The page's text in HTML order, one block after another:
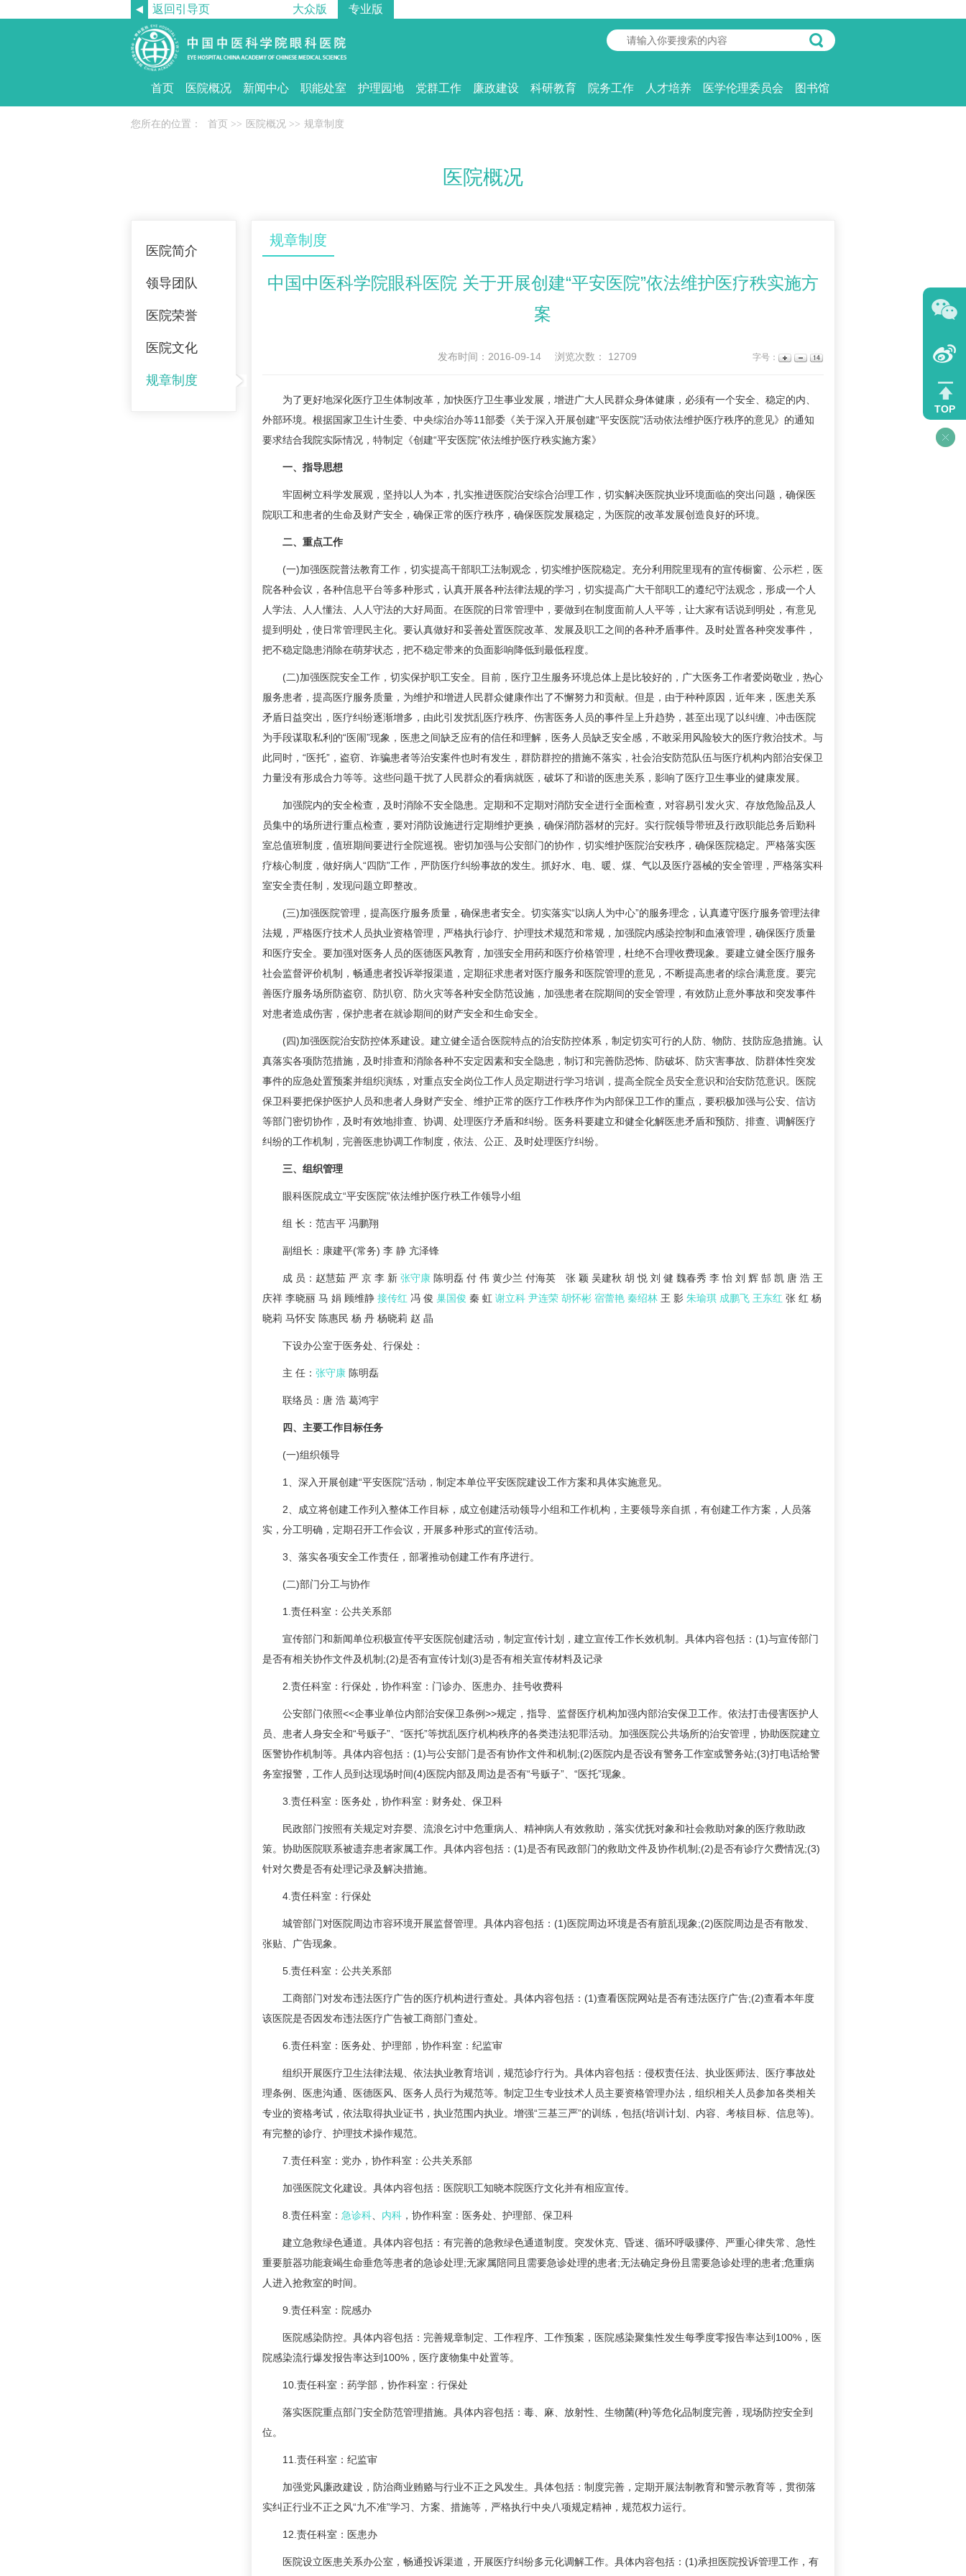
返回引导页 大众版 专业版
首页 医院概况 新闻中心 职能处室 护理园地 党群工作 廉政建设 科研教育 院务工作 人才培养 医学伦理委员会 图书馆
您所在的位置： 首页 >> 医院概况 >> 规章制度
医院概况
医院简介
领导团队
医院荣誉
医院文化
规章制度
规章制度
中国中医科学院眼科医院 关于开展创建“平安医院”依法维护医疗秩实施方
案
发布时间：2016-09-14 浏览次数： 12709 字号：
为了更好地深化医疗卫生体制改革，加快医疗卫生事业发展，增进广大人民群众身体健康，必须有一个安全、稳定的内、
外部环境。根据国家卫生计生委、中央综治办等11部委《关于深入开展创建“平安医院”活动依法维护医疗秩序的意见》的通知
要求结合我院实际情况，特制定《创建“平安医院”依法维护医疗秩实施方案》
一、指导思想
牢固树立科学发展观，坚持以人为本，扎实推进医院治安综合治理工作，切实解决医院执业环境面临的突出问题，确保医
院职工和患者的生命及财产安全，确保正常的医疗秩序，确保医院发展稳定，为医院的改革发展创造良好的环境。
二、重点工作
(一)加强医院普法教育工作，切实提高干部职工法制观念，切实维护医院稳定。充分利用院里现有的宣传橱窗、公示栏，医
院各种会议，各种信息平台等多种形式，认真开展各种法律法规的学习，切实提高广大干部职工的遵纪守法观念，形成一个人
人学法、人人懂法、人人守法的大好局面。在医院的日常管理中，要做到在制度面前人人平等，让大家有话说到明处，有意见
提到明处，使日常管理民主化。要认真做好和妥善处置医院改革、发展及职工之间的各种矛盾事件。及时处置各种突发事件，
把不稳定隐患消除在萌芽状态，把不稳定带来的负面影响降低到最低程度。
(二)加强医院安全工作，切实保护职工安全。目前，医疗卫生服务环境总体上是比较好的，广大医务工作者爱岗敬业，热心
服务患者，提高医疗服务质量，为维护和增进人民群众健康作出了不懈努力和贡献。但是，由于种种原因，近年来，医患关系
矛盾日益突出，医疗纠纷逐渐增多，由此引发扰乱医疗秩序、伤害医务人员的事件呈上升趋势，甚至出现了以纠缠、冲击医院
为手段谋取私利的“医闹”现象，医患之间缺乏应有的信任和理解，医务人员缺乏安全感，不敢采用风险较大的医疗救治技术。与
此同时，“医托”，盗窃、诈骗患者等治安案件也时有发生，群防群控的措施不落实，社会治安防范队伍与医疗机构内部治安保卫
力量没有形成合力等等。这些问题干扰了人民群众的看病就医，破坏了和谐的医患关系，影响了医疗卫生事业的健康发展。
加强院内的安全检查，及时消除不安全隐患。定期和不定期对消防安全进行全面检查，对容易引发火灾、存放危险品及人
员集中的场所进行重点检查，要对消防设施进行定期维护更换，确保消防器材的完好。实行院领导带班及行政职能总务后勤科
室总值班制度，值班期间要进行全院巡视。密切加强与公安部门的协作，切实维护医院治安秩序，确保医院稳定。严格落实医
疗核心制度，做好病人“四防”工作，严防医疗纠纷事故的发生。抓好水、电、暖、煤、气以及医疗器械的安全管理，严格落实科
室安全责任制，发现问题立即整改。
(三)加强医院管理，提高医疗服务质量，确保患者安全。切实落实“以病人为中心”的服务理念，认真遵守医疗服务管理法律
法规，严格医疗技术人员执业资格管理，严格执行诊疗、护理技术规范和常规，加强院内感染控制和血液管理，确保医疗质量
和医疗安全。要加强对医务人员的医德医风教育，加强安全用药和医疗价格管理，杜绝不合理收费现象。要建立健全医疗服务
社会监督评价机制，畅通患者投诉举报渠道，定期征求患者对医疗服务和医院管理的意见，不断提高患者的综合满意度。要完
善医疗服务场所防盗窃、防扒窃、防火灾等各种安全防范设施，加强患者在院期间的安全管理，有效防止意外事故和突发事件
对患者造成伤害，保护患者在就诊期间的财产安全和生命安全。
(四)加强医院治安防控体系建设。建立健全适合医院特点的治安防控体系，制定切实可行的人防、物防、技防应急措施。认
真落实各项防范措施，及时排查和消除各种不安定因素和安全隐患，制订和完善防恐怖、防破坏、防灾害事故、防群体性突发
事件的应急处置预案并组织演练，对重点安全岗位工作人员定期进行学习培训，提高全院全员安全意识和治安防范意识。医院
保卫科要把保护医护人员和患者人身财产安全、维护正常的医疗工作秩序作为内部保卫工作的重点，要积极加强与公安、信访
等部门密切协作，及时有效地排查、协调、处理医疗矛盾和纠纷。医务科要建立和健全化解医患矛盾和预防、排查、调解医疗
纠纷的工作机制，完善医患协调工作制度，依法、公正、及时处理医疗纠纷。
三、组织管理
眼科医院成立“平安医院”依法维护医疗秩工作领导小组
组 长：范吉平 冯鹏翔
副组长：康建平(常务) 李 静 亢泽锋
成 员：赵慧茹 严 京 李 新 张守康陈明磊 付 伟 黄少兰 付海英 张 颖 吴建秋 胡 悦 刘 健 魏春秀 李 怡 刘 辉 郜 凯 唐 浩 王
庆祥 李晓丽 马 娟 顾维静 接传红 冯 俊 巢国俊 秦 虹 谢立科 尹连荣 胡怀彬 宿蕾艳 秦绍林王 影 朱瑜琪 成鹏飞 王东红 张 红 杨
晓莉 马怀安 陈惠民 杨 丹 杨晓莉 赵 晶
下设办公室于医务处、行保处：
主 任： 张守康陈明磊
联络员：唐 浩 葛鸿宇
四、主要工作目标任务
(一)组织领导
1、深入开展创建“平安医院”活动，制定本单位平安医院建设工作方案和具体实施意见。
2、成立将创建工作列入整体工作目标，成立创建活动领导小组和工作机构，主要领导亲自抓，有创建工作方案，人员落
实，分工明确，定期召开工作会议，开展多种形式的宣传活动。
3、落实各项安全工作责任，部署推动创建工作有序进行。
(二)部门分工与协作
1.责任科室：公共关系部
宣传部门和新闻单位积极宣传平安医院创建活动，制定宣传计划，建立宣传工作长效机制。具体内容包括：(1)与宣传部门
是否有相关协作文件及机制;(2)是否有宣传计划(3)是否有相关宣传材料及记录
2.责任科室：行保处，协作科室：门诊办、医患办、挂号收费科
公安部门依照<<企事业单位内部治安保卫条例>>规定，指导、监督医疗机构加强内部治安保卫工作。依法打击侵害医护人
员、患者人身安全和“号贩子”、“医托”等扰乱医疗机构秩序的各类违法犯罪活动。加强医院公共场所的治安管理，协助医院建立
医警协作机制等。具体内容包括：(1)与公安部门是否有协作文件和机制;(2)医院内是否设有警务工作室或警务站;(3)打电话给警
务室报警，工作人员到达现场时间(4)医院内部及周边是否有“号贩子”、“医托”现象。
3.责任科室：医务处，协作科室：财务处、保卫科
民政部门按照有关规定对弃婴、流浪乞讨中危重病人、精神病人有效救助，落实优抚对象和社会救助对象的医疗救助政
策。协助医院联系被遗弃患者家属工作。具体内容包括：(1)是否有民政部门的救助文件及协作机制;(2)是否有诊疗欠费情况;(3)
针对欠费是否有处理记录及解决措施。
4.责任科室：行保处
城管部门对医院周边市容环境开展监督管理。具体内容包括：(1)医院周边环境是否有脏乱现象;(2)医院周边是否有散发、
张贴、广告现象。
5.责任科室：公共关系部
工商部门对发布违法医疗广告的医疗机构进行查处。具体内容包括：(1)查看医院网站是否有违法医疗广告;(2)查看本年度
该医院是否因发布违法医疗广告被工商部门查处。
6.责任科室：医务处、护理部，协作科室：纪监审
组织开展医疗卫生法律法规、依法执业教育培训，规范诊疗行为。具体内容包括：侵权责任法、执业医师法、医疗事故处
理条例、医患沟通、医德医风、医务人员行为规范等。制定卫生专业技术人员主要资格管理办法，组织相关人员参加各类相关
专业的资格考试，依法取得执业证书，执业范围内执业。增强“三基三严”的训练，包括(培训计划、内容、考核目标、信息等)。
有完整的诊疗、护理技术操作规范。
7.责任科室：党办，协作科室：公共关系部
加强医院文化建设。具体内容包括：医院职工知晓本院医疗文化并有相应宣传。
8.责任科室： 急诊科、 内科，协作科室：医务处、护理部、保卫科
建立急救绿色通道。具体内容包括：有完善的急救绿色通道制度。突发休克、昏迷、循环呼吸骤停、严重心律失常、急性
重要脏器功能衰竭生命垂危等患者的急诊处理;无家属陪同且需要急诊处理的患者;无法确定身份且需要急诊处理的患者;危重病
人进入抢救室的时间。
9.责任科室：院感办
医院感染防控。具体内容包括：完善规章制定、工作程序、工作预案，医院感染聚集性发生每季度零报告率达到100%，医
院感染流行爆发报告率达到100%，医疗废物集中处置等。
10.责任科室：药学部，协作科室：行保处
落实医院重点部门安全防范管理措施。具体内容包括：毒、麻、放射性、生物菌(种)等危化品制度完善，现场防控安全到
位。
11.责任科室：纪监审
加强党风廉政建设，防治商业贿赂与行业不正之风发生。具体包括：制度完善，定期开展法制教育和警示教育等，贯彻落
实纠正行业不正之风“九不准”学习、方案、措施等，严格执行中央八项规定精神，规范权力运行。
12.责任科室：医患办
医院设立医患关系办公室，畅通投诉渠道，开展医疗纠纷多元化调解工作。具体内容包括：(1)承担医院投诉管理工作，有
TOP